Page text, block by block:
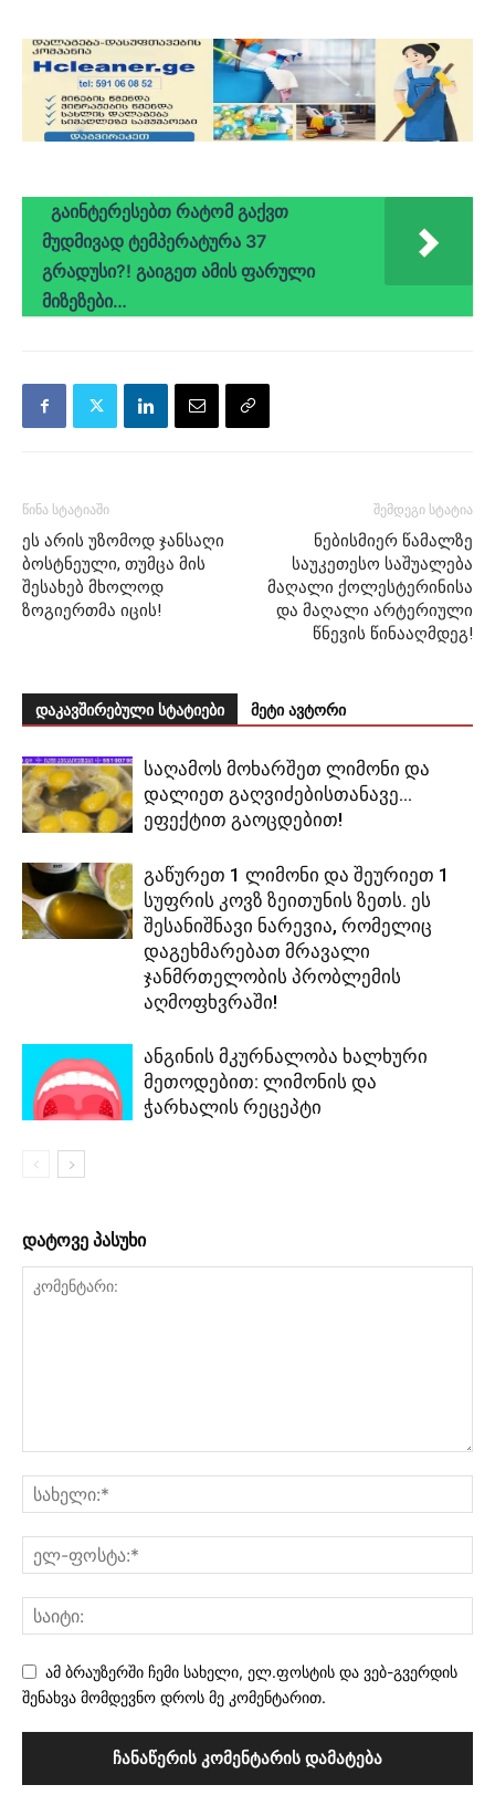
გაინტერესებთ რატომ გაქვთ
მუდმივად ტემპერატურა 37
გრადუსი?! გაიგეთ ამის ფარული
მიზეზები…
წინა სტატიაში
ეს არის უზომოდ ჯანსაღი
ბოსტნეული, თუმცა მის
შესახებ მხოლოდ
ზოგიერთმა იცის!
შემდეგი სტატია
ნებისმიერ წამალზე
საუკეთესო საშუალება
მაღალი ქოლესტერინისა
და მაღალი არტერიული
წნევის წინააღმდეგ!
დაკავშირებული სტატიები მეტი ავტორი
საღამოს მოხარშეთ ლიმონი და
დალიეთ გაღვიძებისთანავე…
ეფექტით გაოცდებით!
გაწურეთ 1 ლიმონი და შეურიეთ 1
სუფრის კოვზ ზეითუნის ზეთს. ეს
შესანიშნავი ნარევია, რომელიც
დაგეხმარებათ მრავალი
ჯანმრთელობის პრობლემის
აღმოფხვრაში!
ანგინის მკურნალობა ხალხური
მეთოდებით: ლიმონის და
ჭარხალის რეცეპტი
დატოვე პასუხი
ამ ბრაუზერში ჩემი სახელი, ელ.ფოსტის და ვებ-გვერდის
შენახვა მომდევნო დროს მე კომენტარით.